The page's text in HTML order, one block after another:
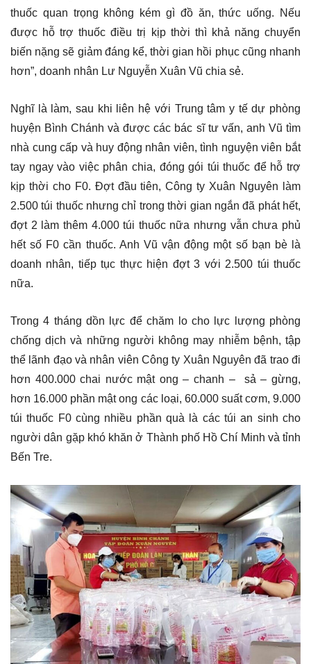
thuốc quan trọng không kém gì đồ ăn, thức uống. Nếu
được hỗ trợ thuốc điều trị kịp thời thì khả năng chuyển
biến nặng sẽ giảm đáng kể, thời gian hồi phục cũng nhanh
hơn”, doanh nhân Lư Nguyễn Xuân Vũ chia sẻ.
Nghĩ là làm, sau khi liên hệ với Trung tâm y tế dự phòng
huyện Bình Chánh và được các bác sĩ tư vấn, anh Vũ tìm
nhà cung cấp và huy động nhân viên, tình nguyện viên bắt
tay ngay vào việc phân chia, đóng gói túi thuốc để hỗ trợ
kịp thời cho F0. Đợt đầu tiên, Công ty Xuân Nguyên làm
2.500 túi thuốc nhưng chỉ trong thời gian ngắn đã phát hết,
đợt 2 làm thêm 4.000 túi thuốc nữa nhưng vẫn chưa phủ
hết số F0 cần thuốc. Anh Vũ vận động một số bạn bè là
doanh nhân, tiếp tục thực hiện đợt 3 với 2.500 túi thuốc
nữa.
Trong 4 tháng dồn lực để chăm lo cho lực lượng phòng
chống dịch và những người không may nhiễm bệnh, tập
thể lãnh đạo và nhân viên Công ty Xuân Nguyên đã trao đi
hơn 400.000 chai nước mật ong – chanh – sả – gừng,
hơn 16.000 phần mật ong các loại, 60.000 suất cơm, 9.000
túi thuốc F0 cùng nhiều phần quà là các túi an sinh cho
người dân gặp khó khăn ở Thành phố Hồ Chí Minh và tỉnh
Bến Tre.